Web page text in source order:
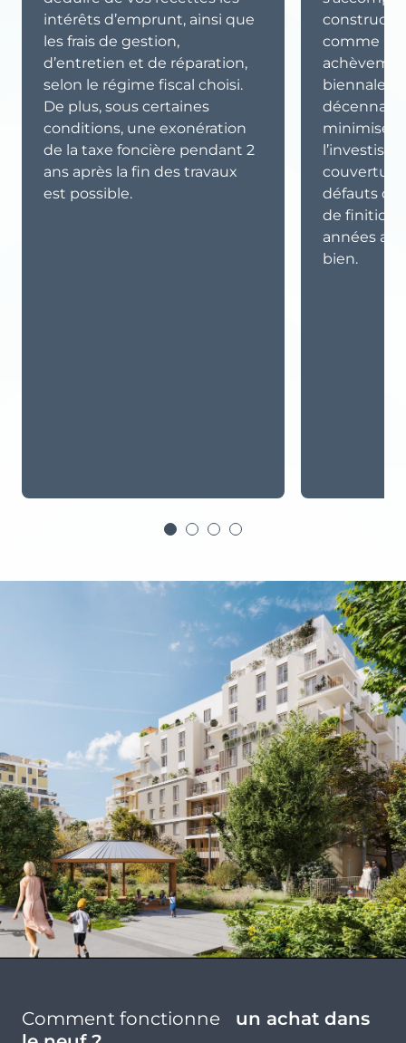
intérêts d’emprunt, ainsi que
les frais de gestion,
d’entretien et de réparation,
selon le régime fiscal choisi.
De plus, sous certaines
conditions, une exonération
de la taxe foncière pendant 2
ans après la fin des travaux
est possible.
comme la
biennale
défauts de
de
années
bien.
Comment fonctionne
un achat dans